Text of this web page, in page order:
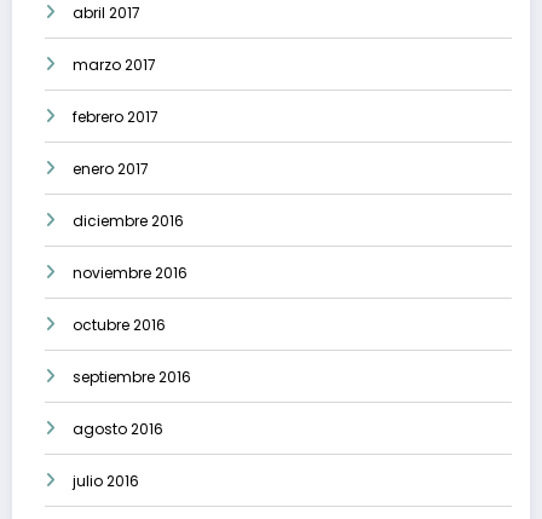
abril 2017
marzo 2017
febrero 2017
enero 2017
diciembre 2016
noviembre 2016
octubre 2016
septiembre 2016
agosto 2016
julio 2016